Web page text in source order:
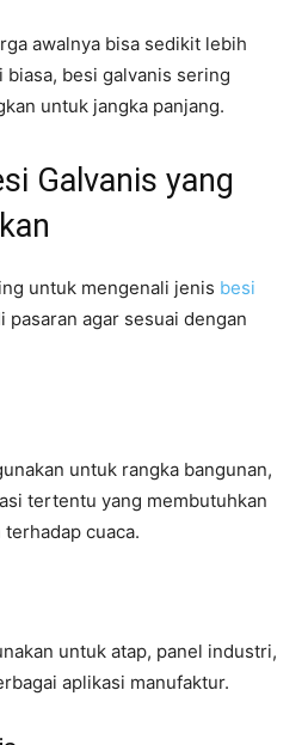
awalnya bisa sedikit lebih
besi galvanis sering
untuk jangka panjang.
Galvanis yang
untuk mengenali jenis besi
pasaran agar sesuai dengan
untuk rangka bangunan,
tertentu yang membutuhkan
cuaca.
untuk atap, panel industri,
aplikasi manufaktur.